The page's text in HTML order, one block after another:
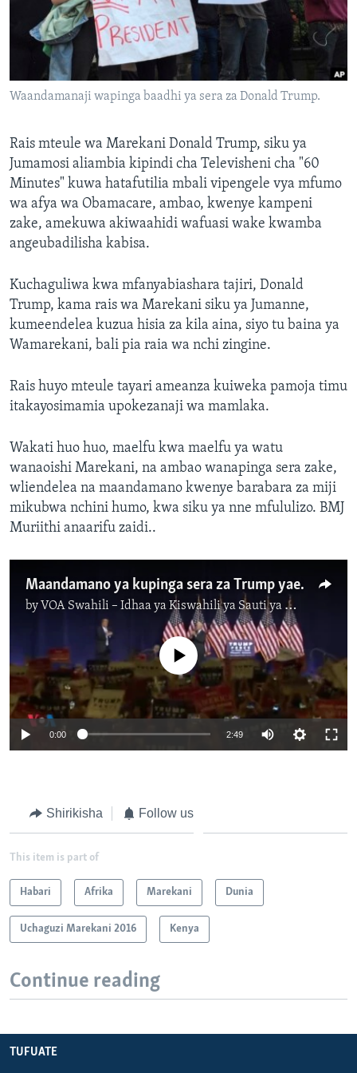
Waandamanaji wapinga baadhi ya sera za Donald Trump.
Rais mteule wa Marekani Donald Trump, siku ya
Jumamosi aliambia kipindi cha Televisheni cha "60
Minutes" kuwa hatafutilia mbali vipengele vya mfumo
wa afya wa Obamacare, ambao, kwenye kampeni
zake, amekuwa akiwaahidi wafuasi wake kwamba
angeubadilisha kabisa.
Kuchaguliwa kwa mfanyabiashara tajiri, Donald
Trump, kama rais wa Marekani siku ya Jumanne,
kumeendelea kuzua hisia za kila aina, siyo tu baina ya
Wamarekani, bali pia raia wa nchi zingine.
Rais huyo mteule tayari ameanza kuiweka pamoja timu
itakayosimamia upokezanaji wa mamlaka.
Wakati huo huo, maelfu kwa maelfu ya watu
wanaoishi Marekani, na ambao wanapinga sera zake,
wliendelea na maandamano kwenye barabara za miji
mikubwa nchini humo, kwa siku ya nne mfululizo. BMJ
Muriithi anaarifu zaidi..
Maandamano ya kupinga sera za Trump yaendelea
by VOA Swahili – Idhaa ya Kiswahili ya Sauti ya Amerika
No media source currently available
0:00 2:49
Shirikisha Follow us
This item is part of
Habari Afrika Marekani Dunia
Uchaguzi Marekani 2016 Kenya
Continue reading
TUFUATE